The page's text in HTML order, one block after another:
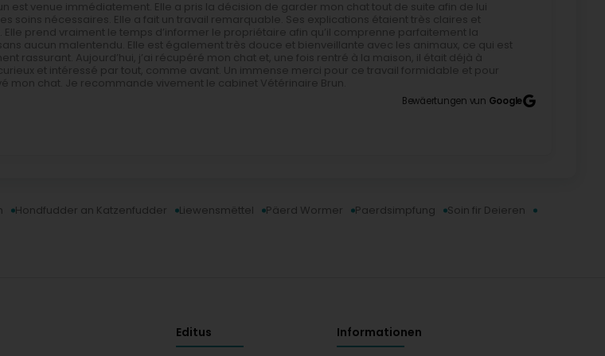
est venue immédiatement. Elle a pris la décision de garder mon chat tout de suite afin de lui
soins nécessaires. Elle a fait un travail remarquable. Ses explications étaient très claires et
Elle prend vraiment le temps d’informer le propriétaire afin qu’il comprenne parfaitement la
aucun malentendu. Elle est également très douce et bienveillante avec les animaux, ce qui est
rassurant. Aujourd’hui, j’ai récupéré mon chat et, une fois rentré à la maison, il était déjà à
et intéressé par tout, comme avant. Un immense merci pour ce travail formidable et pour
mon chat. Je recommande vivement le cabinet Vétérinaire Brun.
Bewäertungen vun Google
Hondfudder an Katzenfudder Liewensmëttel Päerd Wormer Paerdsimpfung Soin fir Deieren
Editus Informationen